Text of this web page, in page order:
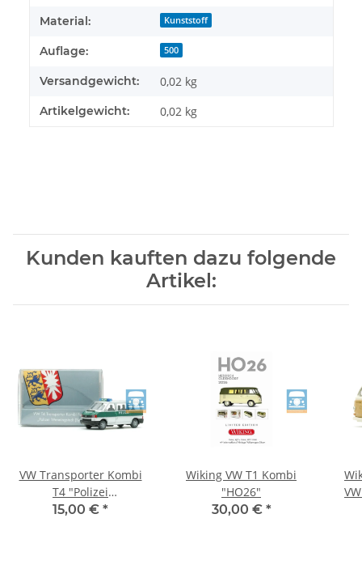
Material: Kunststoff
Auflage: 500
Versandgewicht: 0,02 kg
Artikelgewicht: 0,02 kg
Kunden kauften dazu folgende
Artikel:
VW Transporter Kombi
T4 "Polizei
Wenningstedt" (Sylt)
15,00 € *
Wiking VW T1 Kombi
"HO26"
30,00 € *